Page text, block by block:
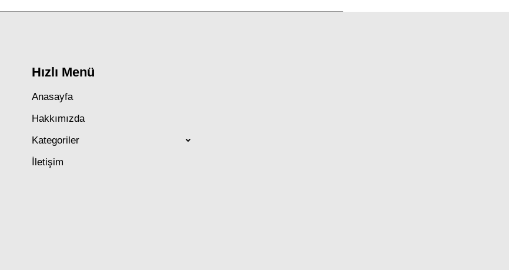
Hızlı Menü
Anasayfa
Hakkımızda
Kategoriler
İletişim